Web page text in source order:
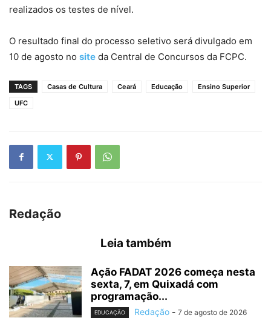
realizados os testes de nível.
O resultado final do processo seletivo será divulgado em
10 de agosto no site da Central de Concursos da FCPC.
TAGS Casas de Cultura Ceará Educação
Ensino Superior
UFC
Redação
Leia também
Ação FADAT 2026 começa nesta
sexta, 7, em Quixadá com
programação...
EDUCAÇÃO Redação - 7 de agosto de 2026